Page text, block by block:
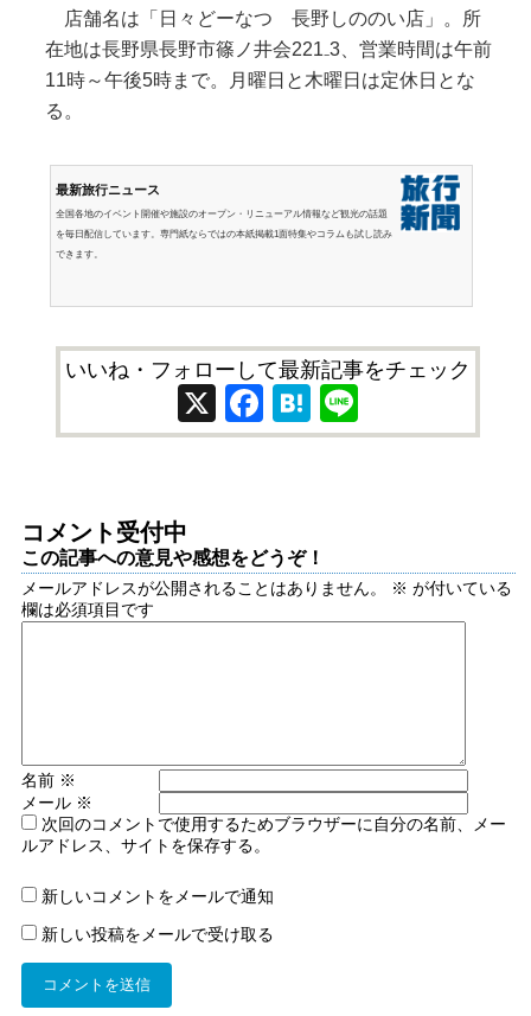
店舗名は「日々どーなつ 長野しののい店」。所
在地は長野県長野市篠ノ井会221₋3、営業時間は午前
11時～午後5時まで。月曜日と木曜日は定休日とな
る。
最新旅行ニュース
全国各地のイベント開催や施設のオープン・リニューアル情報など観光の話題
を毎日配信しています。専門紙ならではの本紙掲載1面特集やコラムも試し読み
できます。
いいね・フォローして最新記事をチェック
X Facebook
Hatena
コメント受付中
この記事への意見や感想をどうぞ！
メールアドレスが公開されることはありません。 ※ が付いている
欄は必須項目です
名前 ※
メール ※
次回のコメントで使用するためブラウザーに自分の名前、メー
ルアドレス、サイトを保存する。
新しいコメントをメールで通知
新しい投稿をメールで受け取る